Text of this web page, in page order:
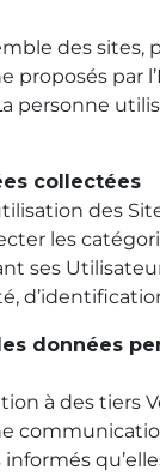
des
proposés par
personne
collectées
des
les
ses
données
à des tiers